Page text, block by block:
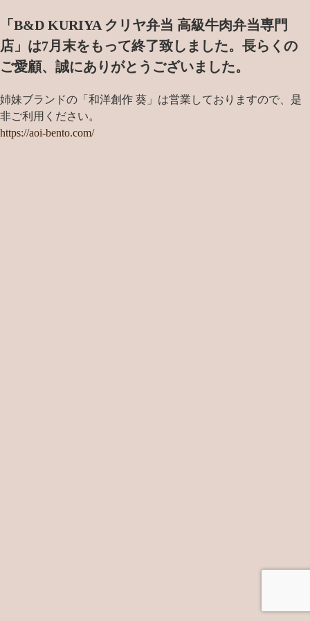
「B&D KURIYA クリヤ弁当 高級牛肉弁当専門
店」は7月末をもって終了致しました。 長らくの
ご愛顧、誠にありがとうございました。
姉妹ブランドの「和洋創作 葵」は営業しておりますので、是
非ご利用ください。
https://aoi-bento.com/